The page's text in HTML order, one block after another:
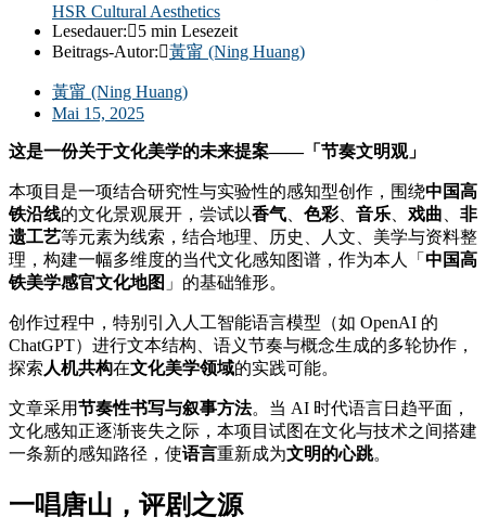
HSR Cultural Aesthetics
Lesedauer:
5 min Lesezeit
Beitrags-Autor:
黃甯 (Ning Huang)
黃甯 (Ning Huang)
Mai 15, 2025
这是一份关于文化美学的未来提案——「节奏文明观」
本项目是一项结合研究性与实验性的感知型创作，围绕中国高
铁沿线的文化景观展开，尝试以香气 色彩、 音乐 戏曲
非
遗工艺等元素为线索，结合地理、历史、人文、美学与资料整
理，构建一幅多维度的当代文化感知图谱，作为本人「 中国高
铁美学感官文化地图 」的基础雏形。
创作过程中，特别引入人工智能语言模型（如 OpenAI 的
ChatGPT）进行文本结构、语义节奏与概念生成的多轮协作，
探索 人机共构在文化美学领域的实践可能。
文章采用节奏性书写与叙事方法。当 AI 时代语言日趋平面，
文化感知正逐渐丧失之际，本项目试图在文化与技术之间搭建
一条新的感知路径，使语言重新成为文明的心跳。
一唱唐山，评剧之源